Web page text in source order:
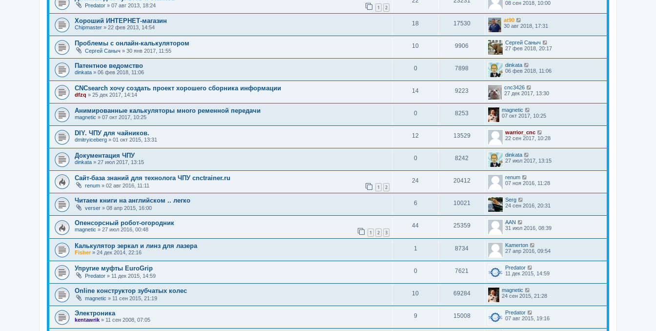
Predator » 07 авг 2013, 18:24 1 2
08 сен 2018, 10:00
Хороший ИНТЕРНЕТ-магазин
Chipmaster » 22 фев 2013, 14:54
18 17530
at90
30 авг 2018, 17:31
Проблемы с онлайн-калькулятором
Сергей Саныч » 30 янв 2017, 11:55
10 9906
Сергей Саныч
27 фев 2018, 20:17
Патентное ведомство
dinkata » 06 фев 2018, 11:06
0 7898
dinkata
06 фев 2018, 11:06
CNCsearch хочу создать проект хорошего сборника информации
dfzq » 25 дек 2017, 14:14
14 9223
cnc3426
27 дек 2017, 13:30
Анимированные калькуляторы много ременной передачи
magnetic » 07 окт 2017, 10:25
0 8253
magnetic
07 окт 2017, 10:25
DIY. ЧПУ для чайников.
dmitryiceberg » 01 окт 2015, 13:31
12 13529
warrior_cnc
22 сен 2017, 10:28
Документация ЧПУ
dinkata » 27 июл 2017, 13:15
0 8242
dinkata
27 июл 2017, 13:15
Сайт-база знаний для технолога ЧПУ cnctrainer.ru
renum » 02 авг 2016, 11:11 1 2
24 20412
renum
07 ноя 2016, 11:28
Читаем книги на английском .. легко
verser » 08 апр 2015, 16:00
6 10021
Serg
24 сен 2016, 20:31
Опенсорсный робот-огородник
magnetic » 27 июл 2016, 00:48 1 2 3
44 25359
AAN
31 июл 2016, 08:39
Калькулятор зеркал и линз для лазера
Fisher» 24 дек 2014, 22:16
1 8734
Kamerton
27 апр 2016, 09:54
Упругие муфты EuroGrip
Predator » 11 дек 2015, 14:59
0 7621
Predator
11 дек 2015, 14:59
Online конструктор зубчатых колес
magnetic » 11 сен 2015, 21:19
10 69284
magnetic
24 сен 2015, 21:28
Электроника
kentawrik » 11 сен 2008, 07:05
9 15008
Predator
07 авг 2015, 19:16